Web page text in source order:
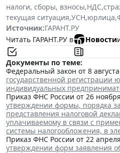
налоги, сборы, взносы,НДС,
текущая ситуация,УСН,юрлица,
Источник:ГАРАНТ.РУ
Читать ГАРАНТ.РУ в
Новости
Документы по теме:
Федеральный закон от 8
государственной регистрации
индивидуальных
Приказ ФНС России от 26
утверждении формы, порядка
представления налоговой
уплачиваемому в связи с
системы налогообложения, в
Приказ ФНС России от 22
утверждении форм заявления